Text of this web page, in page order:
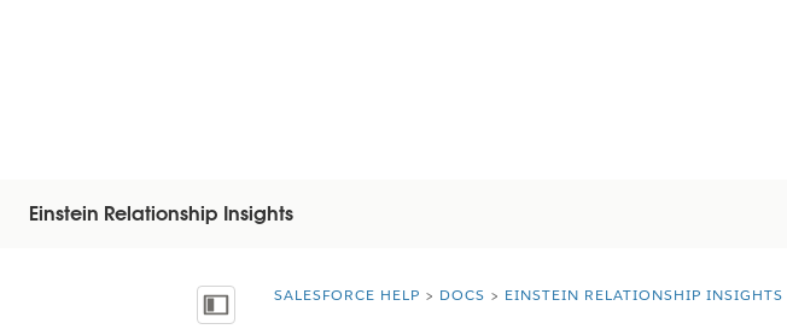
Einstein Relationship Insights
Näytä sisällysluettelo
You are here:
SALESFORCE HELP DOCS EINSTEIN RELATIONSHIP INSIGHTS